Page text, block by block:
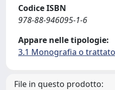
Codice ISBN
978-88-946095-1-6
Appare nelle tipologie:
3.1 Monografia o
File in questo prodotto: